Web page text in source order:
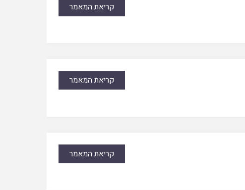
קריאת המאמר
קריאת המאמר
קריאת המאמר